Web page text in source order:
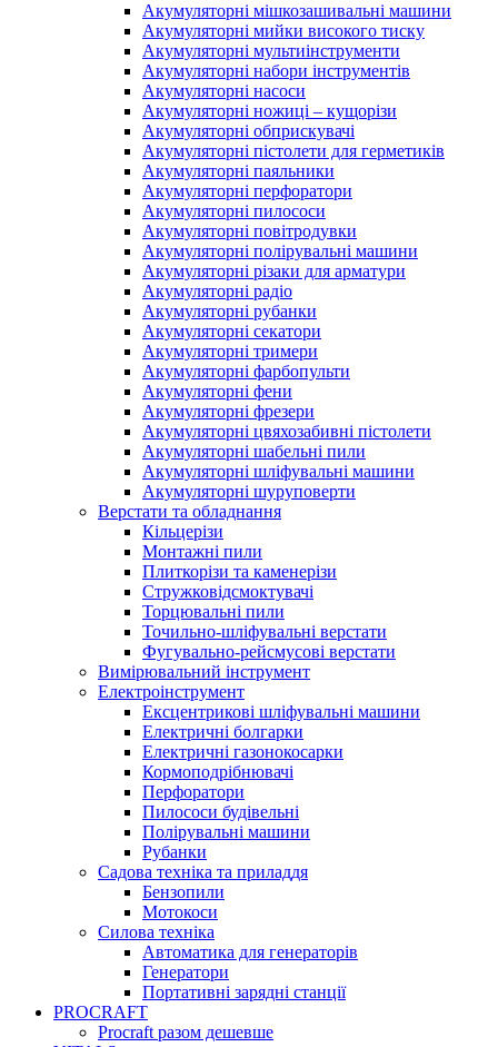
Акумуляторні мішкозашивальні машини
Акумуляторні мийки високого тиску
Акумуляторні мультиінструменти
Акумуляторні набори інструментів
Акумуляторні насоси
Акумуляторні ножиці – кущорізи
Акумуляторні обприскувачі
Акумуляторні пістолети для герметиків
Акумуляторні паяльники
Акумуляторні перфоратори
Акумуляторні пилососи
Акумуляторні повітродувки
Акумуляторні полірувальні машини
Акумуляторні різаки для арматури
Акумуляторні радіо
Акумуляторні рубанки
Акумуляторні секатори
Акумуляторні тримери
Акумуляторні фарбопульти
Акумуляторні фени
Акумуляторні фрезери
Акумуляторні цвяхозабивні пістолети
Акумуляторні шабельні пили
Акумуляторні шліфувальні машини
Акумуляторні шуруповерти
Верстати та обладнання
Кільцерізи
Монтажні пили
Плиткорізи та каменерізи
Стружковідсмоктувачі
Торцювальні пили
Точильно-шліфувальні верстати
Фугувально-рейсмусові верстати
Вимірювальний інструмент
Електроінструмент
Ексцентрикові шліфувальні машини
Електричні болгарки
Електричні газонокосарки
Кормоподрібнювачі
Перфоратори
Пилососи будівельні
Полірувальні машини
Рубанки
Садова техніка та приладдя
Бензопили
Мотокоси
Силова техніка
Автоматика для генераторів
Генератори
Портативні зарядні станції
PROCRAFT
Procraft разом дешевше